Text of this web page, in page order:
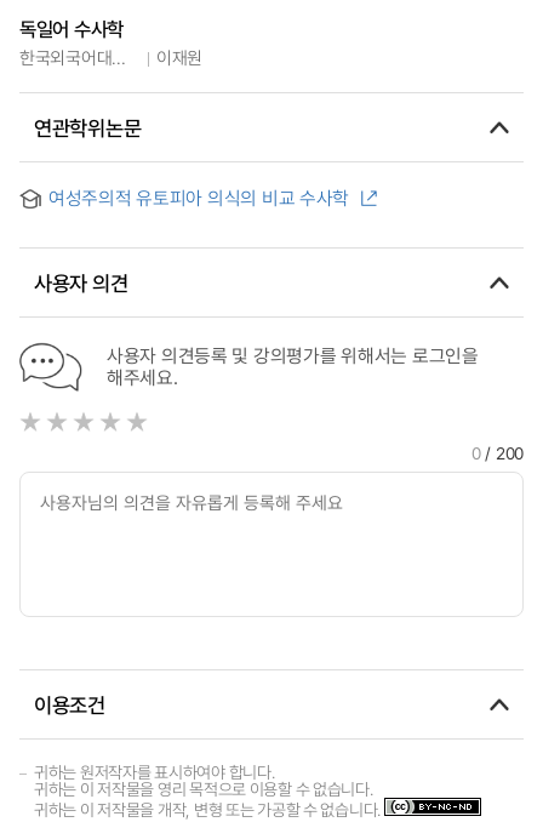
독일어 수사학
한국외국어대학교 이재원
연관학위논문
여성주의적 유토피아 의식의 비교 수사학
사용자 의견
사용자 의견등록 및 강의평가를 위해서는 로그인을
해주세요.
0/ 200
이용조건
귀하는 원저작자를 표시하여야 합니다.
귀하는 이 저작물을 영리 목적으로 이용할 수 없습니다.
귀하는 이 저작물을 개작, 변형 또는 가공할 수 없습니다.